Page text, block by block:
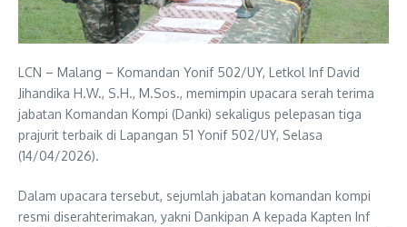
LCN – Malang – Komandan Yonif 502/UY, Letkol Inf David
Jihandika H.W., S.H., M.Sos., memimpin upacara serah terima
jabatan Komandan Kompi (Danki) sekaligus pelepasan tiga
prajurit terbaik di Lapangan 51 Yonif 502/UY, Selasa
(14/04/2026).
Dalam upacara tersebut, sejumlah jabatan komandan kompi
resmi diserahterimakan, yakni Dankipan A kepada Kapten Inf